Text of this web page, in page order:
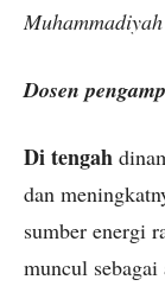
Dosen
Di tengah
dan
sumber energi
muncul